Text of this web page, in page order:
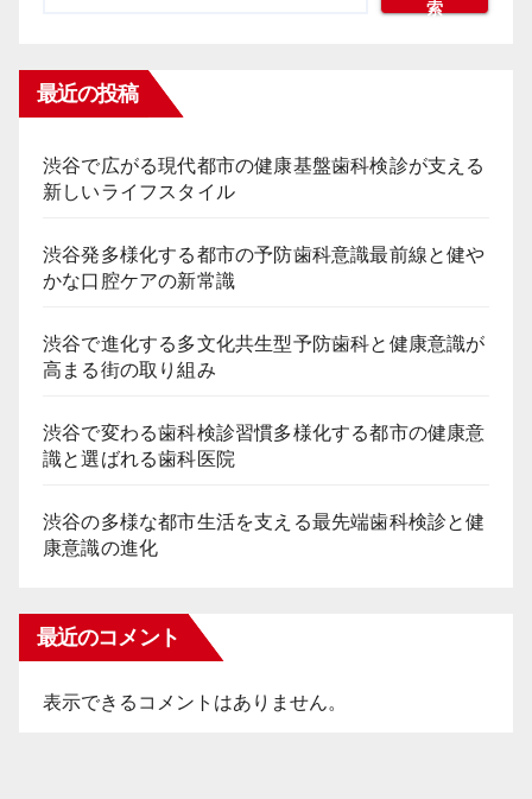
索
最近の投稿
渋谷で広がる現代都市の健康基盤歯科検診が支える
新しいライフスタイル
渋谷発多様化する都市の予防歯科意識最前線と健や
かな口腔ケアの新常識
渋谷で進化する多文化共生型予防歯科と健康意識が
高まる街の取り組み
渋谷で変わる歯科検診習慣多様化する都市の健康意
識と選ばれる歯科医院
渋谷の多様な都市生活を支える最先端歯科検診と健
康意識の進化
最近のコメント
表示できるコメントはありません。